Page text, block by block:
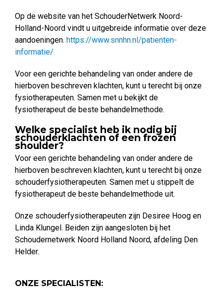
Op de website van het SchouderNetwerk Noord-
Holland-Noord vindt u uitgebreide informatie over deze
aandoeningen. https://www.snnhn.nl/patienten-
informatie/
Voor een gerichte behandeling van onder andere de
hierboven beschreven klachten, kunt u terecht bij onze
fysiotherapeuten. Samen met u bekijkt de
fysiotherapeut de beste behandelmethode.
Welke specialist heb ik nodig bij
schouderklachten of een frozen
shoulder?
Voor een gerichte behandeling van onder andere de
hierboven beschreven klachten, kunt u terecht bij onze
schouderfysiotherapeuten. Samen met u stippelt de
fysiotherapeut de beste behandelmethode uit.
Onze schouderfysiotherapeuten zijn Desiree Hoog en
Linda Klungel. Beiden zijn aangesloten bij het
Schoudernetwerk Noord Holland Noord, afdeling Den
Helder.
ONZE SPECIALISTEN: